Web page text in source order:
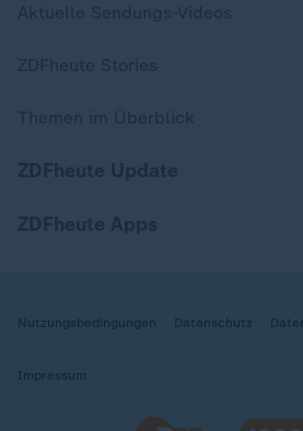
Nutzungsbedingungen Datenschutz
Impressum